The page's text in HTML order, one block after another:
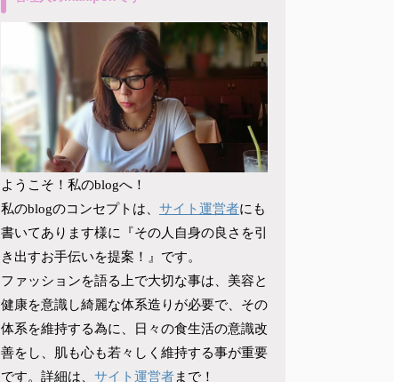
ようこそ！私のblogへ！
私のblogのコンセプトは、 サイト運営者にも
書いてあります様に『その人自身の良さを引
き出すお手伝いを提案！』です。
ファッションを語る上で大切な事は、美容と
健康を意識し綺麗な体系造りが必要で、その
体系を維持する為に、日々の食生活の意識改
善をし、肌も心も若々しく維持する事が重要
です。詳細は、 サイト運営者まで！